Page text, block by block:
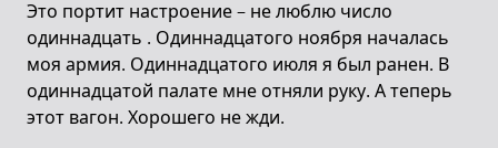
Это портит настроение – не люблю число
одиннадцать . Одиннадцатого ноября началась
моя армия. Одиннадцатого июля я был ранен. В
одиннадцатой палате мне отняли руку. А теперь
этот вагон. Хорошего не жди.